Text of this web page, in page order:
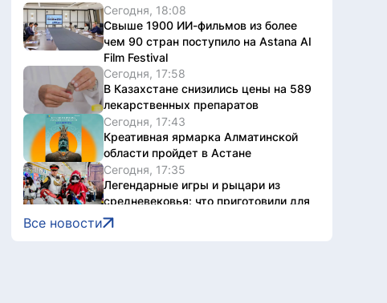
Сегодня, 18:08
Свыше 1900 ИИ-фильмов из более
чем 90 стран поступило на Astana AI
Film Festival
Сегодня, 17:58
В Казахстане снизились цены на 589
лекарственных препаратов
Сегодня, 17:43
Креативная ярмарка Алматинской
области пройдет в Астане
Сегодня, 17:35
Легендарные игры и рыцари из
средневековья: что приготовили для
гостей Comic Con Astana 2026
Сегодня, 17:24
Все новости